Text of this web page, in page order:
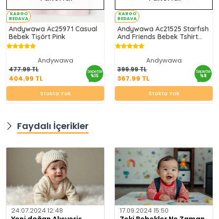
KARGO
BEDAVA
Andywawa Ac25971 Casual
Bebek Tişört Pink
Andywawa
477.99 TL
404.99 TL
Sepette
%15
404.99 TL
Stokta Yok
KARGO
BEDAVA
Andywawa Ac21525 Starfısh
And Friends Bebek Tshirt
Ekru
Andywawa
399.99 TL
367.99 TL
Sepette
%8
367.99 TL
Stokta Yok
Faydalı İçerikler
24.07.2024 12:48 17.09.2024 15:50